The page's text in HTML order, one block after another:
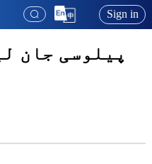
Sign in
پیلوسی جان